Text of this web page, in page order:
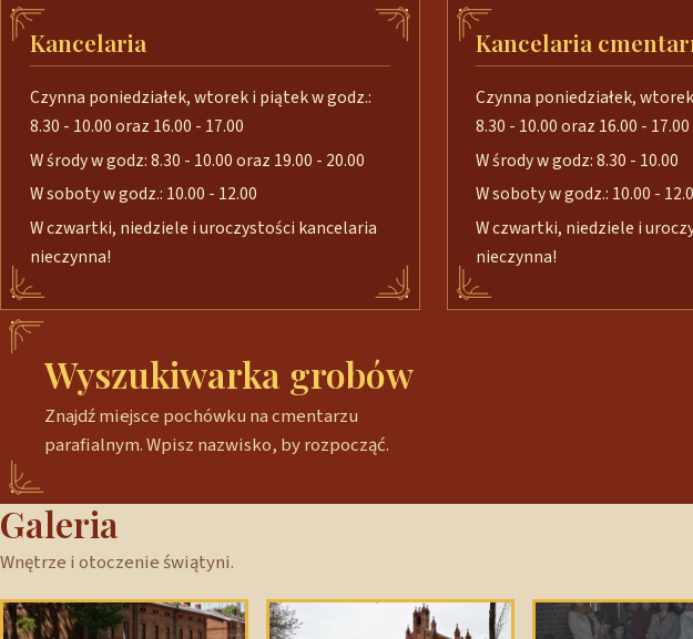
Kancelaria
Czynna poniedziałek, wtorek i piątek w godz.:
8.30 - 10.00 oraz 16.00 - 17.00
W środy w godz: 8.30 - 10.00 oraz 19.00 - 20.00
W soboty w godz.: 10.00 - 12.00
W czwartki, niedziele i uroczystości kancelaria
nieczynna!
Kancelaria
Czynna poniedziałek,
8.30 - 10.00 oraz 16.00 - 17.00
W środy w godz: 8.30 - 10.00
W soboty w godz.: 10.00 -
W czwartki, niedziele i
nieczynna!
Wyszukiwarka grobów
Znajdź miejsce pochówku na cmentarzu
parafialnym. Wpisz nazwisko, by rozpocząć.
Galeria
Wnętrze i otoczenie świątyni.